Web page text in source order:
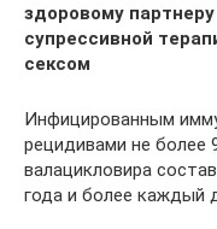
здоровому
супрессивной
сексом
Инфицированным
рецидивами не более
валацикловира
года и более каждый